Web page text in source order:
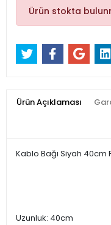
Ürün stokta
Ürün Açıklaması
Kablo Bağı Siyah 40cm
Uzunluk: 40cm